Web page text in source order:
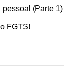
pessoal (Parte 1)
FGTS!